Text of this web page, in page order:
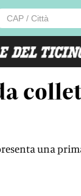
una